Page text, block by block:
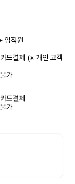
임직원
드결제 (※ 개인 고객
가
드결제
가